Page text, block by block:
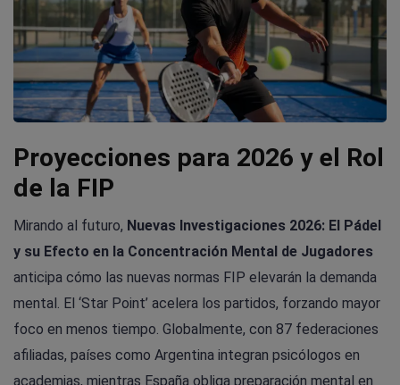
Proyecciones para 2026 y el Rol
de la FIP
Mirando al futuro, Nuevas Investigaciones 2026: El Pádel
y su Efecto en la Concentración Mental de Jugadores
anticipa cómo las nuevas normas FIP elevarán la demanda
mental. El ‘Star Point’ acelera los partidos, forzando mayor
foco en menos tiempo. Globalmente, con 87 federaciones
afiliadas, países como Argentina integran psicólogos en
academias, mientras España obliga preparación mental en